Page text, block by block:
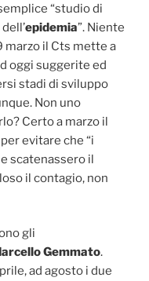
“studio di
epidemia”. Niente
marzo il Cts mette a
oggi suggerite ed
stadi di sviluppo
Non uno
Certo a marzo il
evitare che “i
e scatenassero il
il contagio, non
gli
Gemmato.
ad agosto i due